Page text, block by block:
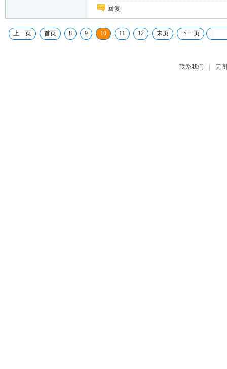
回复
上一页 首页 8 9 10 11 12 末页 下一页
联系我们 | 无